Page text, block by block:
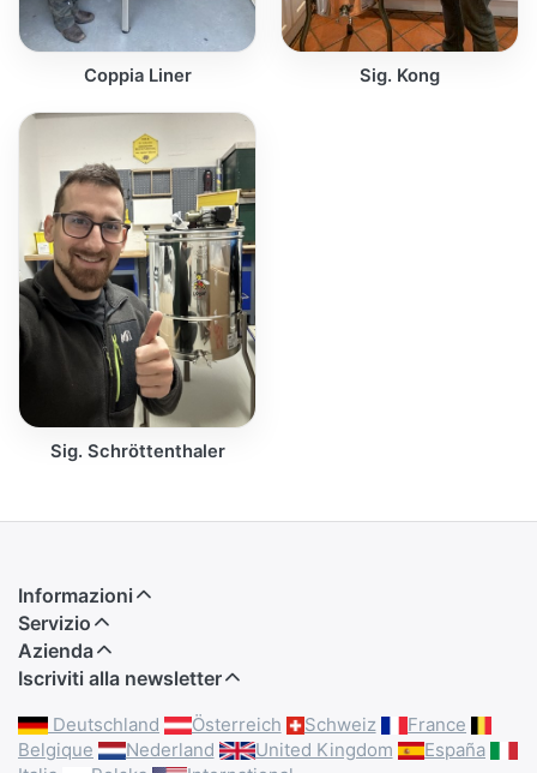
Coppia Liner Sig. Kong
Sig. Schröttenthaler
Informazioni
Servizio
Azienda
Iscriviti alla newsletter
Deutschland Österreich Schweiz
France
Belgique
Nederland United Kingdom
España